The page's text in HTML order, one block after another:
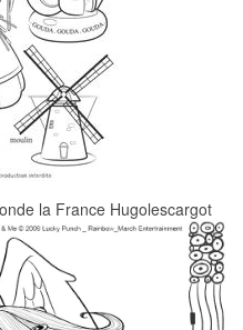
la France Hugolescargot